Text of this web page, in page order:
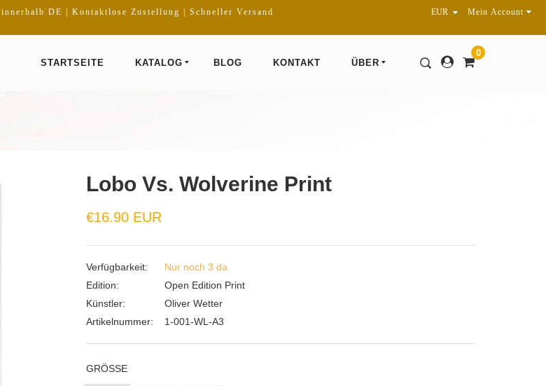
DE | Kontaktlose Zustellung | Schneller Versand Mein Account
0
STARTSEITE
KATALOG BLOG KONTAKT ÜBER
Lobo Vs. Wolverine Print
€16.90 EUR
Verfügbarkeit:
Nur noch 3 da
Edition:
Open Edition Print
Künstler:
Oliver Wetter
Artikelnummer:
1-001-WL-A3
GRÖSSE